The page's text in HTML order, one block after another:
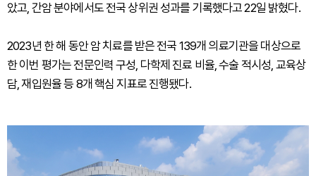
았고, 간암 분야에서도 전국 상위권 성과를 기록했다고 22일 밝혔다.
2023년 한 해 동안 암 치료를 받은 전국 139개 의료기관을 대상으로
한 이번 평가는 전문인력 구성, 다학제 진료 비율, 수술 적시성, 교육상
담, 재입원율 등 8개 핵심 지표로 진행됐다.